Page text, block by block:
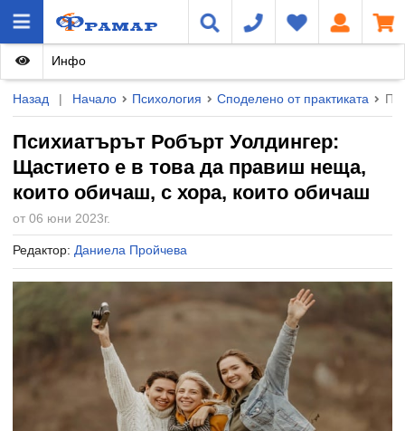
Назад | Начало Психология Споделено от практиката
Психиатърът Робърт Уолдингер:
Щастието е в това да правиш неща,
които обичаш, с хора, които обичаш
от 06 юни 2023г.
Редактор: Даниела Пройчева
Инфо